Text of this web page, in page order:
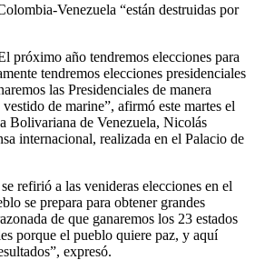
Venezuela “están destruidas por
próximo año tendremos elecciones para
tendremos elecciones presidenciales
las Presidenciales de manera
de marine”, afirmó este martes el
Bolivariana de Venezuela, Nicolás
internacional, realizada en el Palacio de
refirió a las venideras elecciones en el
se prepara para obtener grandes
de que ganaremos los 23 estados
porque el pueblo quiere paz, y aquí
expresó.